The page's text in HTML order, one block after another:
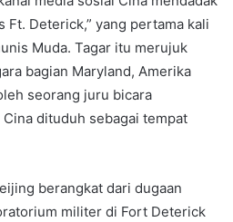
Ft. Deterick,” yang pertama kali
Muda. Tagar itu merujuk
bagian Maryland, Amerika
seorang juru bicara
dituduh sebagai tempat
berangkat dari dugaan
militer di Fort Deterick